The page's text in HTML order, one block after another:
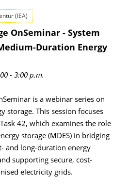
(IEA)
OnSeminar - System
Duration Energy
- 3:00 p.m.
is a webinar series on
storage. This session focuses
42, which examines the role
storage (MDES) in bridging
and long-duration energy
supporting secure, cost-
electricity grids.